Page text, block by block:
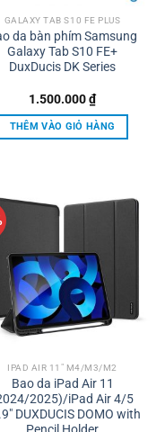
GALAXY TAB S10 FE PLUS
da bàn phím Samsung
Galaxy Tab S10 FE+
DuxDucis DK Series
1.500.000₫
THÊM VÀO GIỎ HÀNG
IPAD AIR 11" M4/M3/M2
Bao da iPad Air 11
2025)/iPad Air 4/5
DUXDUCIS DOMO with